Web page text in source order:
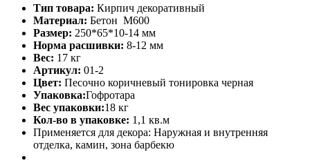
Тип товара: Кирпич декоративный
Материал: Бетон М600
Размер: 250*65*10-14 мм
Норма расшивки: 8-12 мм
Вес: 17 кг
Артикул: 01-2
Цвет: Песочно коричневый тонировка черная
Упаковка:Гофротара
Вес упаковки:18 кг
Кол-во в упаковке: 1,1 кв.м
Применяется для декора: Наружная и внутренняя
отделка, камин, зона барбекю